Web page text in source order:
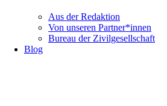
Aus der Redaktion
Von unseren Partner*innen
Bureau der Zivilgesellschaft
Blog